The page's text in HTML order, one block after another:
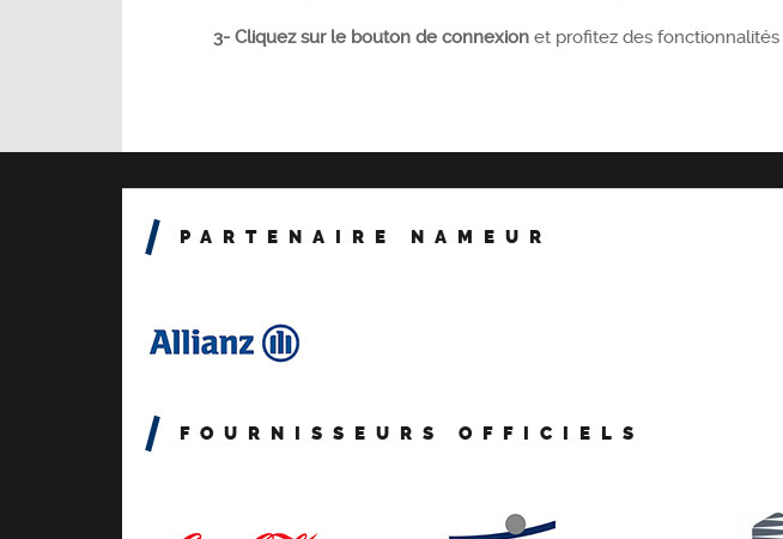
3- Cliquez sur le bouton de connexion et profitez des
PARTENAIRE NAMEUR
FOURNISSEURS OFFICIELS